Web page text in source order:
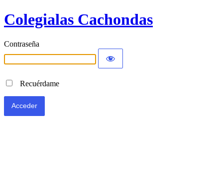
Colegialas Cachondas
Contraseña
Recuérdame